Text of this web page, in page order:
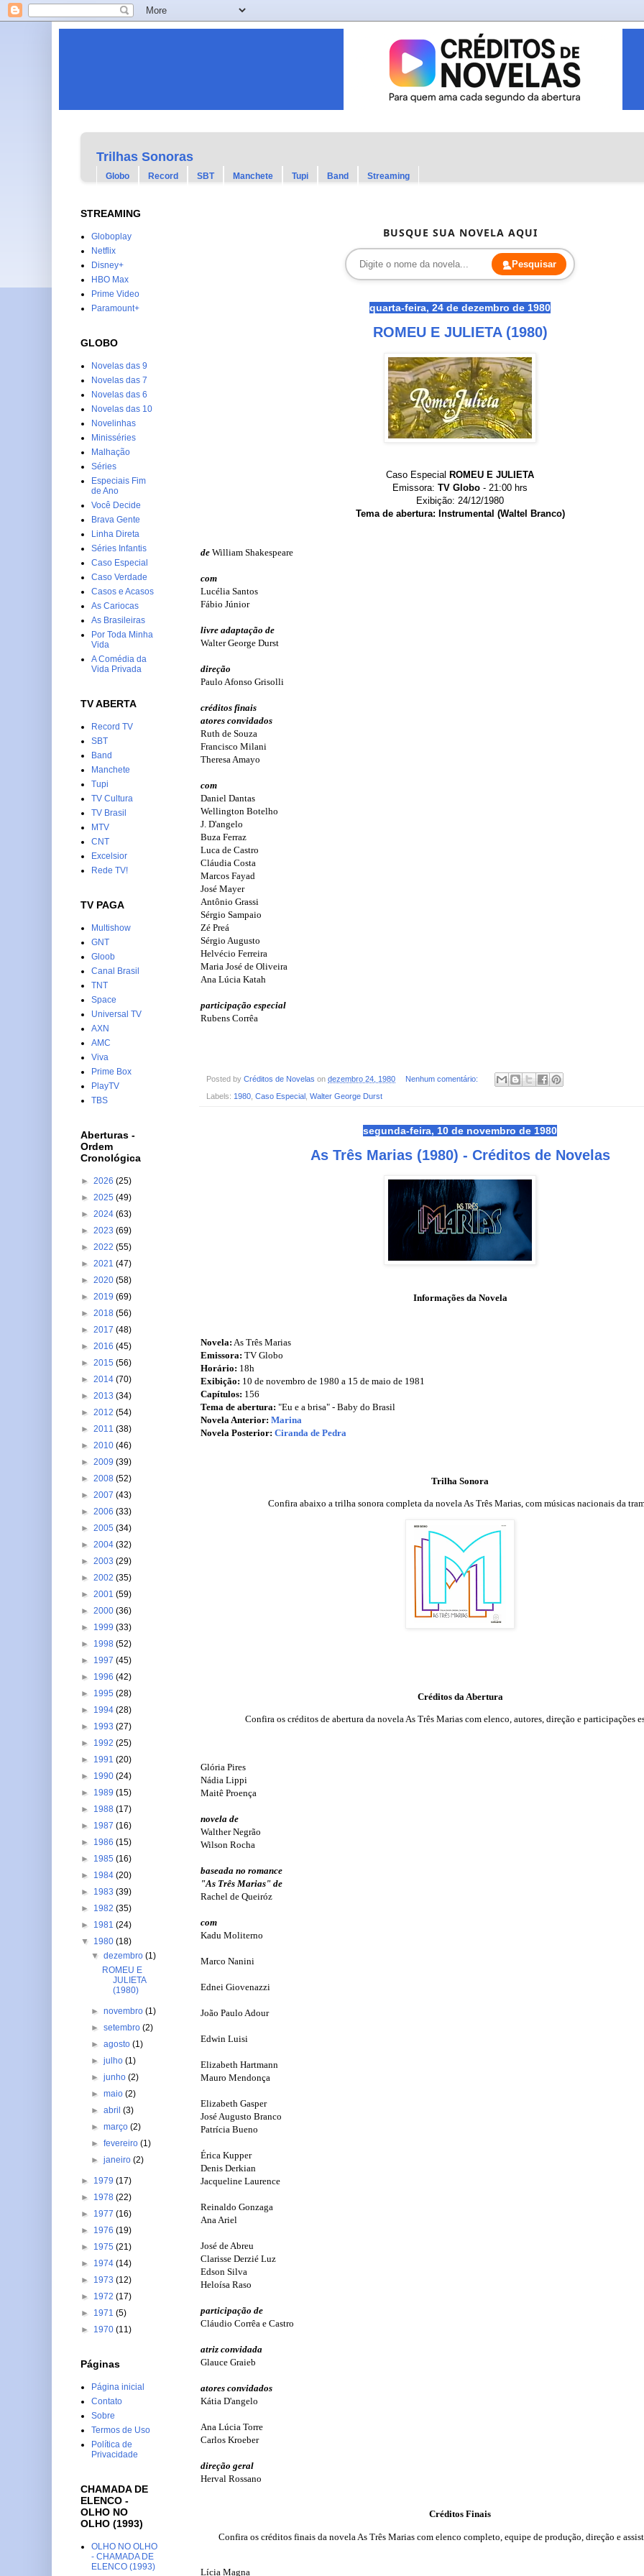
Trilhas Sonoras
Globo Record SBT Manchete Tupi Band Streaming
BUSQUE SUA NOVELA AQUI
Pesquisar
quarta-feira, 24 de dezembro de 1980
ROMEU E JULIETA (1980)
Caso Especial ROMEU E JULIETA
Emissora: TV Globo - 21:00 hrs
Exibição: 24/12/1980
Tema de abertura: Instrumental (Waltel Branco)
de William Shakespeare
com
Lucélia Santos
Fábio Júnior
livre adaptação de
Walter George Durst
direção
Paulo Afonso Grisolli
créditos finais
atores convidados
Ruth de Souza
Francisco Milani
Theresa Amayo
com
Daniel Dantas
Wellington Botelho
J. D'angelo
Buza Ferraz
Luca de Castro
Cláudia Costa
Marcos Fayad
José Mayer
Antônio Grassi
Sérgio Sampaio
Zé Preá
Sérgio Augusto
Helvécio Ferreira
Maria José de Oliveira
Ana Lúcia Katah
participação especial
Rubens Corrêa
Posted by Créditos de Novelas on dezembro 24, 1980 Nenhum comentário:
Labels: 1980 Caso Especial Walter George Durst
segunda-feira, 10 de novembro de 1980
As Três Marias (1980) - Créditos de Novelas
Informações da Novela
Novela: As Três Marias
Emissora: TV Globo
Horário: 18h
Exibição: 10 de novembro de 1980 a 15 de maio de 1981
Capítulos: 156
Tema de abertura: "Eu e a brisa" - Baby do Brasil
Novela Anterior: Marina
Novela Posterior: Ciranda de Pedra
Trilha Sonora
Confira abaixo a trilha sonora completa da novela As Três Marias, com músicas nacionais da
Créditos da Abertura
Confira os créditos de abertura da novela As Três Marias com elenco, autores, direção e participações
Glória Pires
Nádia Lippi
Maitê Proença
novela de
Walther Negrão
Wilson Rocha
baseada no romance
"As Três Marias" de
Rachel de Queiróz
com
Kadu Moliterno
Marco Nanini
Ednei Giovenazzi
João Paulo Adour
Edwin Luisi
Elizabeth Hartmann
Mauro Mendonça
Elizabeth Gasper
José Augusto Branco
Patrícia Bueno
Érica Kupper
Denis Derkian
Jacqueline Laurence
Reinaldo Gonzaga
Ana Ariel
José de Abreu
Clarisse Derzié Luz
Edson Silva
Heloísa Raso
participação de
Cláudio Corrêa e Castro
atriz convidada
Glauce Graieb
atores convidados
Kátia D'angelo
Ana Lúcia Torre
Carlos Kroeber
direção geral
Herval Rossano
Créditos Finais
Confira os créditos finais da novela As Três Marias com elenco completo, equipe de produção, direção e
Lícia Magna
STREAMING
Globoplay
Netflix
Disney+
HBO Max
Prime Video
Paramount+
GLOBO
Novelas das 9
Novelas das 7
Novelas das 6
Novelas das 10
Novelinhas
Minisséries
Malhação
Séries
Especiais Fim
de Ano
Você Decide
Brava Gente
Linha Direta
Séries Infantis
Caso Especial
Caso Verdade
Casos e Acasos
As Cariocas
As Brasileiras
Por Toda Minha
Vida
A Comédia da
Vida Privada
TV ABERTA
Record TV
SBT
Band
Manchete
Tupi
TV Cultura
TV Brasil
MTV
CNT
Excelsior
Rede TV!
TV PAGA
Multishow
GNT
Gloob
Canal Brasil
TNT
Space
Universal TV
AXN
AMC
Viva
Prime Box
PlayTV
TBS
Aberturas -
Ordem
Cronológica
► 2026 (25)
► 2025 (49)
► 2024 (63)
► 2023 (69)
► 2022 (55)
► 2021 (47)
► 2020 (58)
► 2019 (69)
► 2018 (56)
► 2017 (48)
► 2016 (45)
► 2015 (56)
► 2014 (70)
► 2013 (34)
► 2012 (54)
► 2011 (38)
► 2010 (46)
► 2009 (39)
► 2008 (52)
► 2007 (43)
► 2006 (33)
► 2005 (34)
► 2004 (32)
► 2003 (29)
► 2002 (35)
► 2001 (59)
► 2000 (36)
► 1999 (33)
► 1998 (52)
► 1997 (45)
► 1996 (42)
► 1995 (28)
► 1994 (28)
► 1993 (27)
► 1992 (25)
► 1991 (20)
► 1990 (24)
► 1989 (15)
► 1988 (17)
► 1987 (16)
► 1986 (15)
► 1985 (16)
► 1984 (20)
► 1983 (39)
► 1982 (35)
► 1981 (24)
▼ 1980 (18)
▼dezembro(1)
ROMEU E
JULIETA
(1980)
►novembro(1)
►setembro(2)
►agosto(1)
►julho(1)
►junho(2)
►maio(2)
►abril(3)
►março(2)
►fevereiro(1)
►janeiro(2)
► 1979 (17)
► 1978 (22)
► 1977 (16)
► 1976 (19)
► 1975 (21)
► 1974 (14)
► 1973 (12)
► 1972 (17)
► 1971 (5)
► 1970 (11)
Páginas
Página inicial
Contato
Sobre
Termos de Uso
Política de
Privacidade
CHAMADA DE
ELENCO -
OLHO NO
OLHO (1993)
OLHO NO OLHO
- CHAMADA DE
ELENCO (1993)